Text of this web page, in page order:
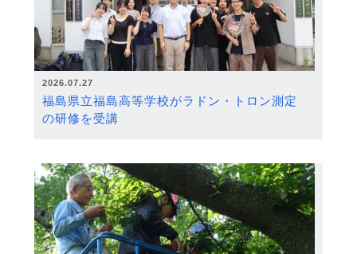
2026.07.27
福島県立福島高等学校がラドン・トロン測定
の研修を受講